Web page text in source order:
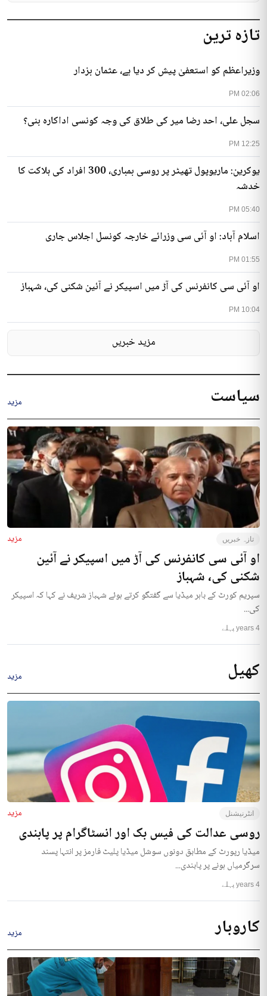
تازہ ترین
02:06 PM
وزیراعظم کو استعفیٰ پیش کر دیا ہے، عثمان بزدار
12:25 PM
سجل علی، احد رضا میر کی طلاق کی وجہ کونسی اداکارہ بنی؟
05:40 PM
یوکرین: ماریوپول تھیٹر پر روسی بمباری، 300 افراد کی ہلاکت کا
خدشہ
01:55 PM
اسلام آباد: او آئی سی وزرائے خارجہ کونسل اجلاس جاری
10:04 PM
او آئی سی کانفرنس کی آڑ میں اسپیکر نے آئین شکنی کی، شہباز
مزید خبریں
سیاست مزید
تازہ خبریں مزید
او آئی سی کانفرنس کی آڑ میں اسپیکر نے آئین
شکنی کی، شہباز
سپریم کورٹ کے باہر میڈیا سے گفتگو کرتے ہوئے شہباز شریف نے کہا کہ اسپیکر
کی...
4 years پہلے
کھیل مزید
انٹرنیشنل مزید
روسی عدالت کی فیس بک اور انسٹاگرام پر پابندی
میڈیا رپورٹ کے مطابق دونوں سوشل میڈیا پلیٹ فارمز پر انتہا پسند
سرگرمیاں ہونے پر پابندی...
4 years پہلے
کاروبار مزید